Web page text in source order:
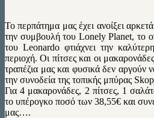
Το περπάτημα μας έχει ανοίξει
την συμβουλή του Lonely Planet, το
του Leonardo φτιάχνει την
περιοχή. Οι πίτσες και οι
τραπέζια μας και φυσικά δεν
την συνοδεία της τοπικής μπύρας
Για 4 μακαρονάδες, 2 πίτσες, 1
το υπέρογκο ποσό των 38,55€ και
μας….